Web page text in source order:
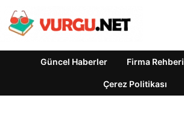
Güncel Haberler Firma Rehberi
Çerez Politikası